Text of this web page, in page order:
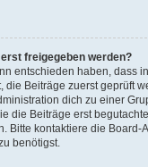
freigegeben werden?
entschieden haben, dass
die Beiträge zuerst geprüft
dich zu einer
die Beiträge erst
Bitte kontaktiere die Board-
benötigst.